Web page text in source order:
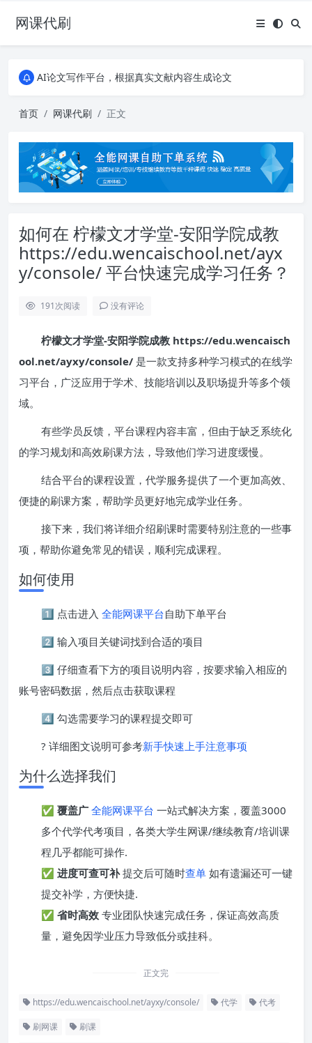
网课代刷
AI论文写作平台，根据真实文献内容生成论文
AI论文写作平台，根据真实文献内容生成论文
首页
网课代刷 正文
如何在 柠檬文才学堂-安阳学院成教
https://edu.wencaischool.net/ayx
y/console/ 平台快速完成学习任务？
191次阅读 没有评论
柠檬文才学堂-安阳学院成教 https://edu.wencaisch
ool.net/ayxy/console/ 是一款支持多种学习模式的在线学
习平台，广泛应用于学术、技能培训以及职场提升等多个领
域。
有些学员反馈，平台课程内容丰富，但由于缺乏系统化
的学习规划和高效刷课方法，导致他们学习进度缓慢。
结合平台的课程设置，代学服务提供了一个更加高效、
便捷的刷课方案，帮助学员更好地完成学业任务。
接下来，我们将详细介绍刷课时需要特别注意的一些事
项，帮助你避免常见的错误，顺利完成课程。
如何使用
1️⃣ 点击进入 全能网课平台自助下单平台
2️⃣ 输入项目关键词找到合适的项目
3️⃣ 仔细查看下方的项目说明内容，按要求输入相应的
账号密码数据，然后点击获取课程
4️⃣ 勾选需要学习的课程提交即可
? 详细图文说明可参考新手快速上手注意事项
为什么选择我们
✅ 覆盖广 全能网课平台 一站式解决方案，覆盖3000
多个代学代考项目，各类大学生网课/继续教育/培训课
程几乎都能可操作.
✅ 进度可查可补提交后可随时查单 如有遗漏还可一键
提交补学，方便快捷.
✅ 省时高效 专业团队快速完成任务，保证高效高质
量，避免因学业压力导致低分或挂科。
正文完
https://edu.wencaischool.net/ayxy/console/ 代学 代考
刷网课
刷课